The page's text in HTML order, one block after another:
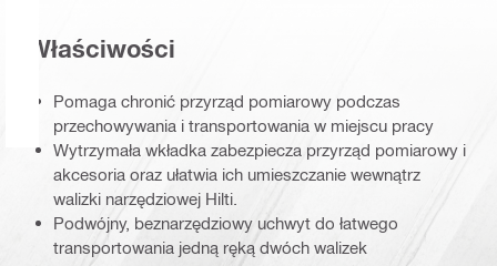
Właściwości
Pomaga chronić przyrząd pomiarowy podczas
przechowywania i transportowania w miejscu pracy
Wytrzymała wkładka zabezpiecza przyrząd pomiarowy i
akcesoria oraz ułatwia ich umieszczanie wewnątrz
walizki narzędziowej Hilti.
Podwójny, beznarzędziowy uchwyt do łatwego
transportowania jedną ręką dwóch walizek